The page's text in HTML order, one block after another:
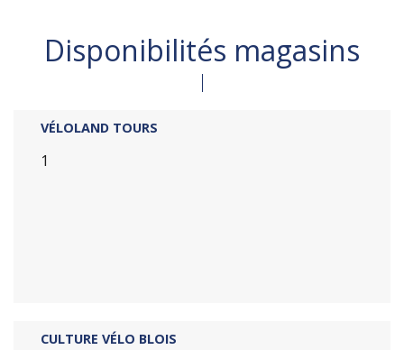
Disponibilités magasins
VÉLOLAND TOURS
1
CULTURE VÉLO BLOIS